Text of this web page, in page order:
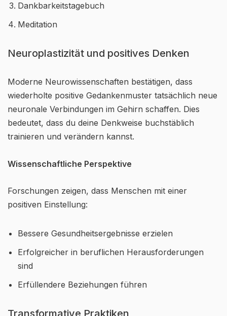
Dankbarkeitstagebuch
Meditation
Neuroplastizität und positives Denken
Moderne Neurowissenschaften bestätigen, dass
wiederholte positive Gedankenmuster tatsächlich neue
neuronale Verbindungen im Gehirn schaffen. Dies
bedeutet, dass du deine Denkweise buchstäblich
trainieren und verändern kannst.
Wissenschaftliche Perspektive
Forschungen zeigen, dass Menschen mit einer
positiven Einstellung:
Bessere Gesundheitsergebnisse erzielen
Erfolgreicher in beruflichen Herausforderungen
sind
Erfüllendere Beziehungen führen
Transformative Praktiken